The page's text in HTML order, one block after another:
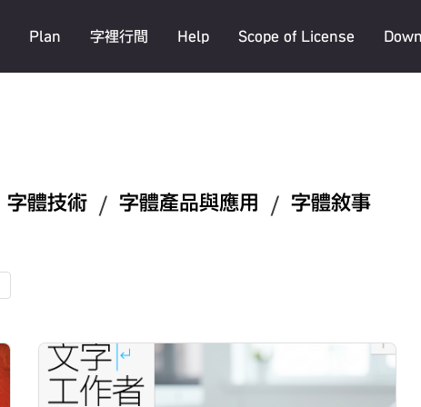
Plan 字裡行間 Help Scope of License
字體技術 / 字體產品與應用 / 字體敘事